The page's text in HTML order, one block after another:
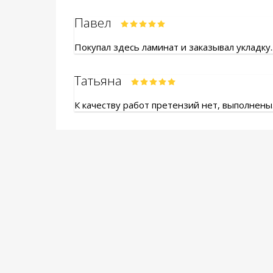
Павел
Покупал здесь ламинат и заказывал
Татьяна
К качеству работ претензий нет,